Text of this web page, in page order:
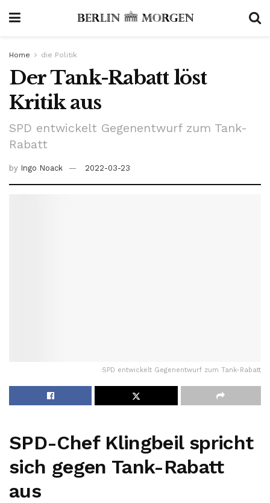
Home die Politik
Der Tank-Rabatt löst
Kritik aus
SPD entwickelt Gegenentwurf zum Tank-
Rabatt
by Ingo Noack 2022-03-23
SPD entwickelt Gegenentwurf zum Tank-Rabatt
SPD-Chef Klingbeil spricht
sich gegen Tank-Rabatt
aus